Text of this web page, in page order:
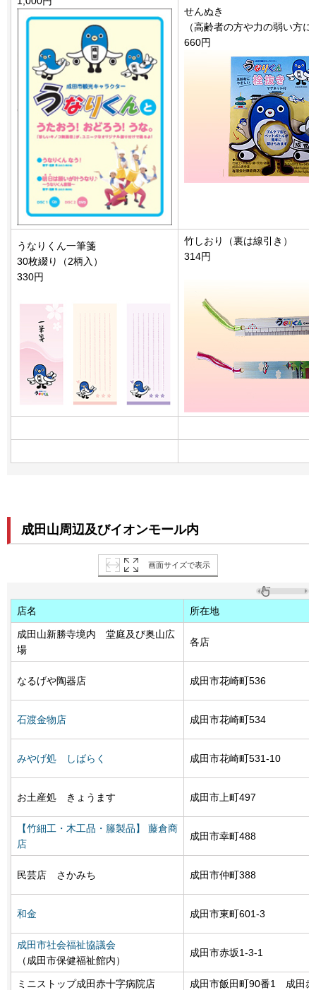
せんぬき
（高齢者の方や力の弱い方
660円
うなりくん一筆箋
30枚綴り（2柄入）
330円
竹しおり（裏は線引き）
314円
成田山周辺及びイオンモール内
画面サイズで表示
店名 所在地
成田山新勝寺境内 堂庭及び奥山広
場
各店
なるげや陶器店 成田市花崎町536
石渡金物店 成田市花崎町534
みやげ処 しばらく 成田市花崎町531-10
お土産処 きょうます 成田市上町497
【竹細工・木工品・籐製品】 藤倉商
店
成田市幸町488
民芸店 さかみち 成田市仲町388
和金 成田市東町601-3
成田市社会福祉協議会
（成田市保健福祉館内）
成田市赤坂1-3-1
ミニストップ成田赤十字病院店
成田市飯田町90番1 成田